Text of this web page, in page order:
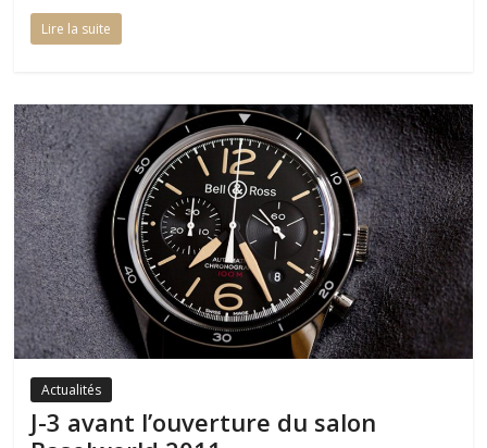
Lire la suite
Actualités
J-3 avant l’ouverture du salon